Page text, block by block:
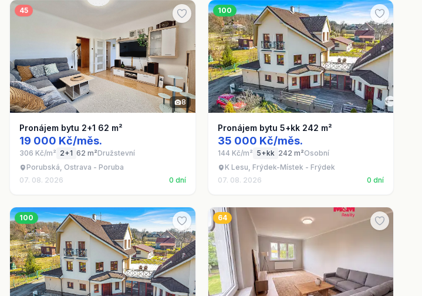
45
8
Pronájem bytu 2+1 62 m²
19 000 Kč/měs.
306 Kč/m² 2+1 62 m²Družstevní
Porubská, Ostrava - Poruba
07. 08. 2026
0 dní
100
Pronájem bytu 5+kk 242 m²
35 000 Kč/měs.
144 Kč/m² 5+kk 242 m²Osobní
K Lesu, Frýdek-Místek - Frýdek
07. 08. 2026
0 dní
100 64